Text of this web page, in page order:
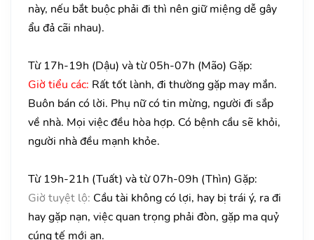
này, nếu bắt buộc phải đi thì nên giữ miệng dễ gây
ẩu đả cãi nhau).
Từ 17h-19h (Dậu) và từ 05h-07h (Mão) Gặp:
Giờ tiểu các: Rất tốt lành, đi thường gặp may mắn.
Buôn bán có lời. Phụ nữ có tin mừng, người đi sắp
về nhà. Mọi việc đều hòa hợp. Có bệnh cầu sẽ khỏi,
người nhà đều mạnh khỏe.
Từ 19h-21h (Tuất) và từ 07h-09h (Thìn) Gặp:
Giờ tuyệt lộ: Cầu tài không có lợi, hay bị trái ý, ra đi
hay gặp nạn, việc quan trọng phải đòn, gặp ma quỷ
cúng tế mới an.